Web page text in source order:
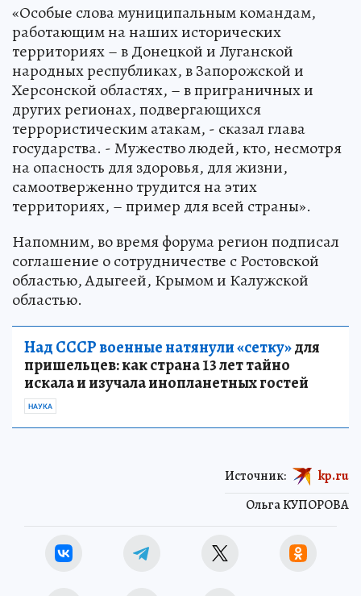
«Особые слова муниципальным командам,
работающим на наших исторических
территориях – в Донецкой и Луганской
народных республиках, в Запорожской и
Херсонской областях, – в приграничных и
других регионах, подвергающихся
террористическим атакам, - сказал глава
государства. - Мужество людей, кто, несмотря
на опасность для здоровья, для жизни,
самоотверженно трудится на этих
территориях, – пример для всей страны».
Напомним, во время форума регион подписал
соглашение о сотрудничестве с Ростовской
областью, Адыгеей, Крымом и Калужской
областью.
Над СССР военные натянули «сетку»для
пришельцев: как страна 13 лет тайно
искала и изучала инопланетных гостей
НАУКА
Ольга КУПОРОВА
Источник: kp.ru